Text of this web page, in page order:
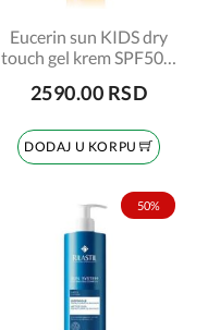
Eucerin sun KIDS dry
touch gel krem SPF50+,
2590.00 RSD
DODAJ U KORPU
50%